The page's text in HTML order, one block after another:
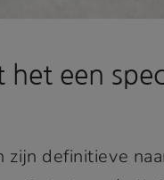
het een
definitieve